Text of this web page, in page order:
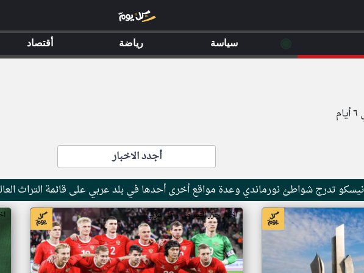
أجدد الاخبار
تدرج شواطئ نورماندي وعدة مواقع أخرى أحدها في بلد عربي على قائمة التراث
اخبار جزر القمر من ار تي عربي
سياسة رياضة أقتصاد